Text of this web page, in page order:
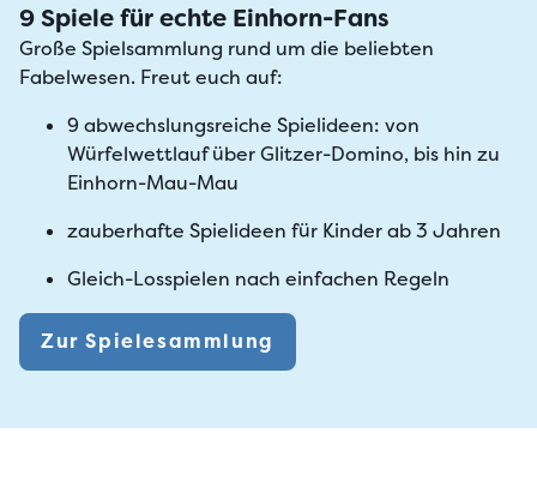
9 Spiele für echte Einhorn-Fans
Große Spielsammlung rund um die beliebten
Fabelwesen. Freut euch auf:
9 abwechslungsreiche Spielideen: von
Würfelwettlauf über Glitzer-Domino, bis hin zu
Einhorn-Mau-Mau
zauberhafte Spielideen für Kinder ab 3 Jahren
Gleich-Losspielen nach einfachen Regeln
Zur Spielesammlung